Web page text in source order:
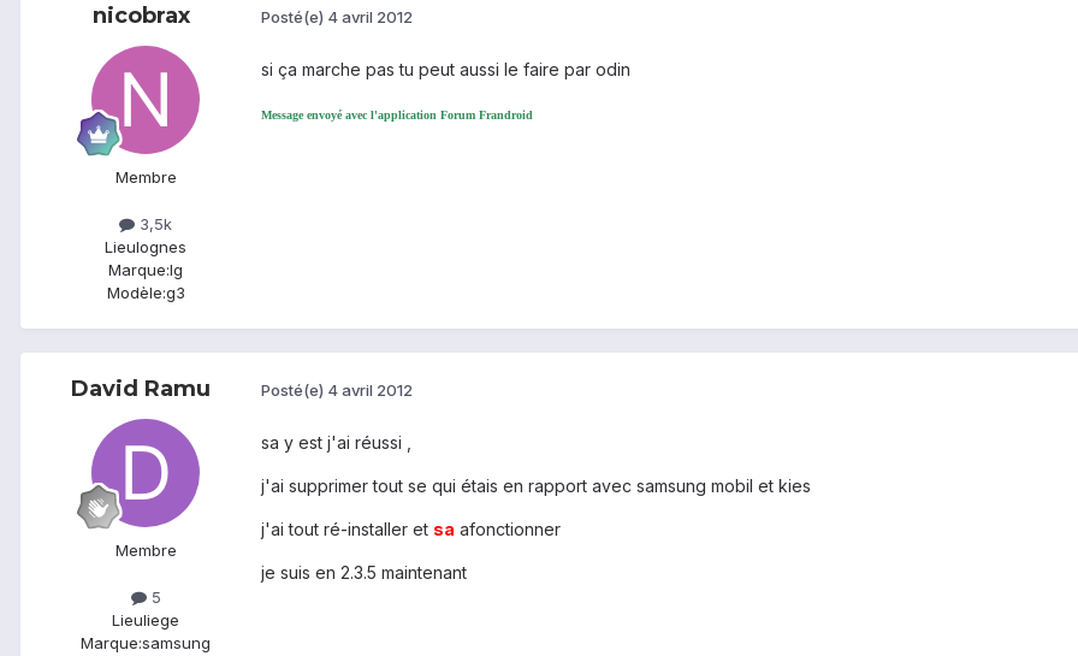
nicobrax
Membre
3,5k
Lieulognes
Marque:lg
Modèle:g3
Posté(e) 4 avril 2012
si ça marche pas tu peut aussi le faire par odin
Message envoyé avec l'application Forum Frandroid
David Ramu
Membre
5
Lieuliege
Marque:samsung
Posté(e) 4 avril 2012
sa y est j'ai réussi ,
j'ai supprimer tout se qui étais en rapport avec samsung mobil et kies
j'ai tout ré-installer et sa afonctionner
je suis en 2.3.5 maintenant